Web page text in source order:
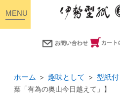
ホーム 趣味として 型紙
葉「有為の奥山今日越えて」】
toggle
navigation